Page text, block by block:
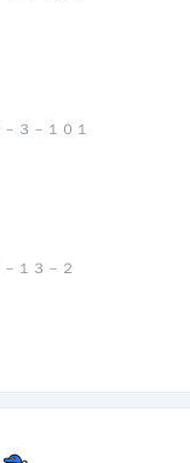
３－１０１
１３－２